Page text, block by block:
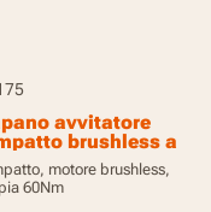
avvitatore
brushless a
20V - con
e
motore brushless,
60Nm